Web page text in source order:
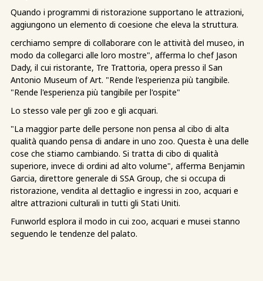
Quando i programmi di ristorazione supportano le attrazioni,
aggiungono un elemento di coesione che eleva la struttura.
cerchiamo sempre di collaborare con le attività del museo, in
modo da collegarci alle loro mostre", afferma lo chef Jason
Dady, il cui ristorante, Tre Trattoria, opera presso il San
Antonio Museum of Art. "Rende l'esperienza più tangibile.
"Rende l'esperienza più tangibile per l'ospite"
Lo stesso vale per gli zoo e gli acquari.
"La maggior parte delle persone non pensa al cibo di alta
qualità quando pensa di andare in uno zoo. Questa è una delle
cose che stiamo cambiando. Si tratta di cibo di qualità
superiore, invece di ordini ad alto volume", afferma Benjamin
Garcia, direttore generale di SSA Group, che si occupa di
ristorazione, vendita al dettaglio e ingressi in zoo, acquari e
altre attrazioni culturali in tutti gli Stati Uniti.
Funworld esplora il modo in cui zoo, acquari e musei stanno
seguendo le tendenze del palato.